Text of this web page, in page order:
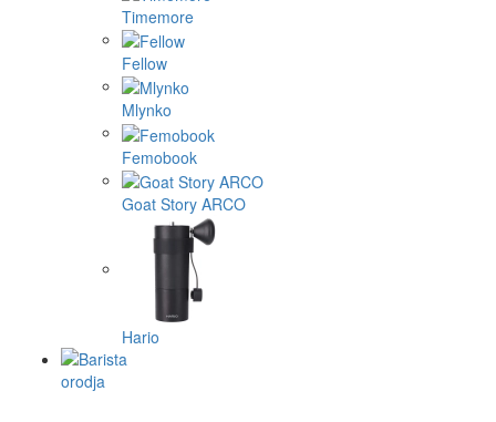
Timemore
Fellow
Mlynko
Femobook
Goat Story ARCO
Hario